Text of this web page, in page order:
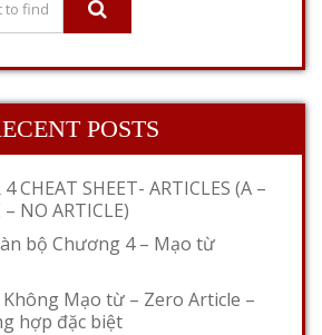
POSTS
CHEAT SHEET- ARTICLES (A –
NO ARTICLE)
bộ Chương 4 – Mạo từ
Không Mạo từ – Zero Article –
hợp đặc biệt